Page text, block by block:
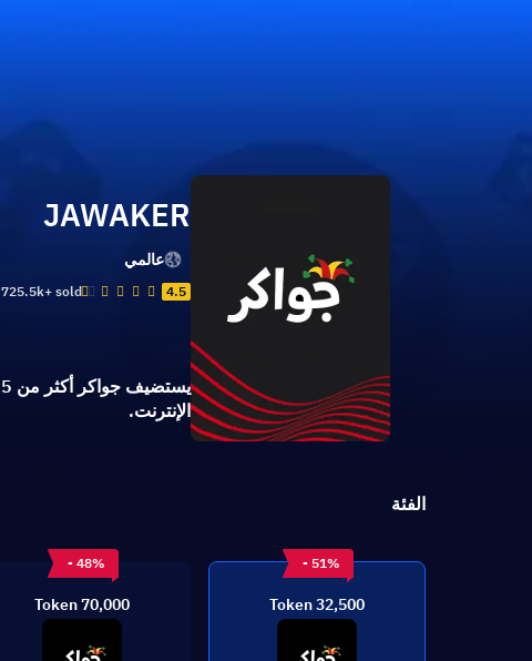
JAWAKER
عالمي
4.5
725.5k+ sold
الإنترنت.
الفئة
- 51%
32,500 Token
- 48%
70,000 Token